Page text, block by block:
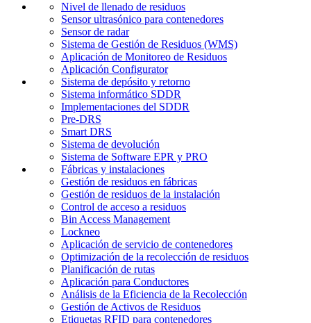
Nivel de llenado de residuos
Sensor ultrasónico para contenedores
Sensor de radar
Sistema de Gestión de Residuos (WMS)
Aplicación de Monitoreo de Residuos
Aplicación Configurator
Sistema de depósito y retorno
Sistema informático SDDR
Implementaciones del SDDR
Pre-DRS
Smart DRS
Sistema de devolución
Sistema de Software EPR y PRO
Fábricas y instalaciones
Gestión de residuos en fábricas
Gestión de residuos de la instalación
Control de acceso a residuos
Bin Access Management
Lockneo
Aplicación de servicio de contenedores
Optimización de la recolección de residuos
Planificación de rutas
Aplicación para Conductores
Análisis de la Eficiencia de la Recolección
Gestión de Activos de Residuos
Etiquetas RFID para contenedores